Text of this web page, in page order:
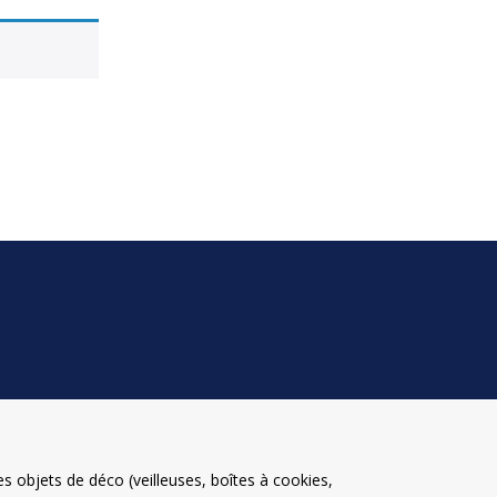
objets de déco (veilleuses, boîtes à cookies,